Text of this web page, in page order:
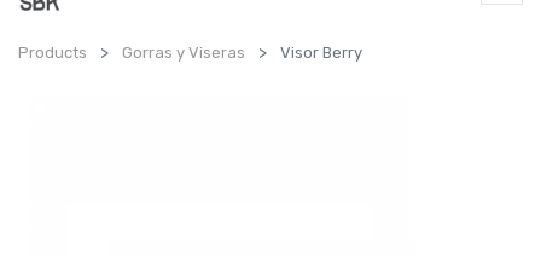
Products Gorras y Viseras Visor Berry